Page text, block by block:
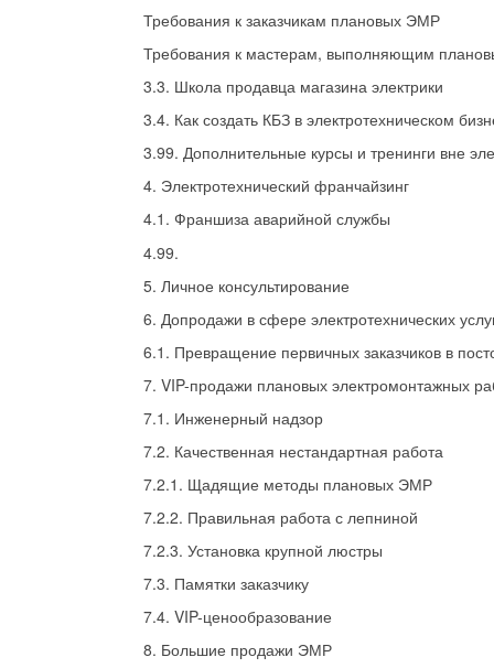
Требования к заказчикам плановых ЭМР
Требования к мастерам, выполняющим
3.3. Школа продавца магазина электрики
3.4. Как создать КБЗ в электротехническом
3.99. Дополнительные курсы и тренинги вне
4. Электротехнический франчайзинг
4.1. Франшиза аварийной службы
4.99.
5. Личное консультирование
6. Допродажи в сфере электротехнических
6.1. Превращение первичных заказчиков в
7. VIP-продажи плановых электромонтажных
7.1. Инженерный надзор
7.2. Качественная нестандартная работа
7.2.1. Щадящие методы плановых ЭМР
7.2.2. Правильная работа с лепниной
7.2.3. Установка крупной люстры
7.3. Памятки заказчику
7.4. VIP-ценообразование
8. Большие продажи ЭМР